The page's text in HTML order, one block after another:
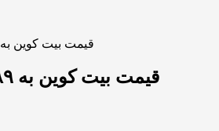
قیمت بیت کوین به ۸۹ هزار دلار رسید
قیمت بیت کوین به ۸۹ هزار دلار رسید